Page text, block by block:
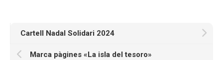
Cartell Nadal Solidari 2024
Marca pàgines «La isla del tesoro»